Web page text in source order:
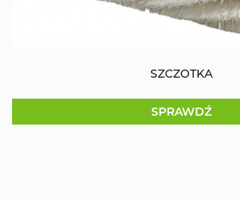
SZCZOTKA
SPRAWDŹ